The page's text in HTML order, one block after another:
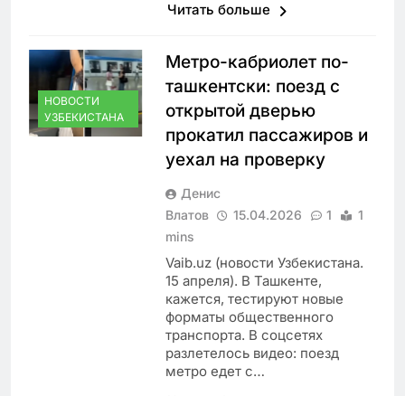
Читать больше
НОВОСТИ
УЗБЕКИСТАНА
Метро-кабриолет по-
ташкентски: поезд с
открытой дверью
прокатил пассажиров и
уехал на проверку
Денис
Влатов
15.04.2026 1
1
mins
Vaib.uz (новости Узбекистана.
15 апреля). В Ташкенте,
кажется, тестируют новые
форматы общественного
транспорта. В соцсетях
разлетелось видео: поезд
метро едет с…